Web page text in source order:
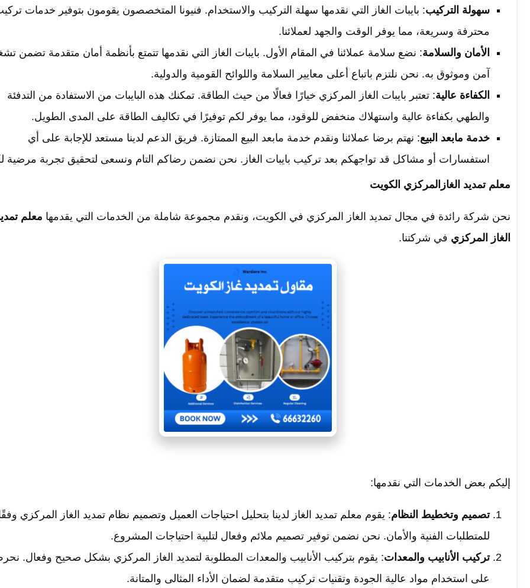
سهولة التركيب: بايبات الغاز التي نقدمها سهلة التركيب والاستخدام. فنيونا المتخصصون يقومون بتوفير خدمات
محترفة وسريعة، مما يوفر الوقت والجهد لعملائنا.
الأمان والسلامة: نضع سلامة عملائنا في المقام الأول. بايبات الغاز التي نقدمها تتمتع بأنظمة أمان متقدمة تضمن
آمن وموثوق به. نحن نلتزم باتباع أعلى معايير السلامة واللوائح القومية والدولية.
الكفاءة عالية: تعتبر بايبات الغاز المركزي خيارًا فعالًا من حيث الطاقة. تمكنك هذه البايبات من الاستفادة من التدفئة
والطهي بكفاءة عالية واستهلاك منخفض للوقود، مما يوفر لكم توفيرًا في تكاليف الطاقة على المدى الطويل.
خدمة مابعد البيع: نهتم برضا عملائنا ونقدم خدمة مابعد البيع الممتازة. فريق الدعم لدينا مستعد للإجابة على أي
استفسارات أو مشاكل قد تواجهكم بعد تركيب بايبات الغاز. نحن نضمن رضاكم التام ونسعى لتحقيق تجربة مرضية
معلم تمديد الغازالمركزي الكويت
نحن شركة رائدة في مجال تمديد الغاز المركزي في الكويت، ونقدم مجموعة شاملة من الخدمات التي يقدمها معلم
الغاز المركزي في شركتنا.
إليكم بعض الخدمات التي نقدمها:
تصميم وتخطيط النظام: يقوم معلم تمديد الغاز لدينا بتحليل احتياجات العميل وتصميم نظام تمديد الغاز المركزي
للمتطلبات الفنية والأمان. نحن نضمن توفير تصميم ملائم وفعال لتلبية احتياجات المشروع.
تركيب الأنابيب والمعدات: يقوم بتركيب الأنابيب والمعدات المطلوبة لتمديد الغاز المركزي بشكل صحيح وفعال.
على استخدام مواد عالية الجودة وتقنيات تركيب متقدمة لضمان الأداء المثالى والمتانة.